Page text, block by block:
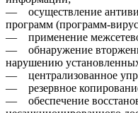
— осуществление
программ (программ-
— применение
— обнаружение
нарушению
— централизованное
— резервное
— обеспечение